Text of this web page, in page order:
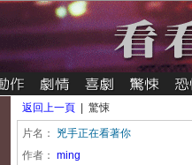
返回上一頁 | 驚悚
片名：
兇手正在看著你
作者： ming